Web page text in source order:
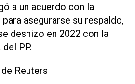
a un acuerdo con la
asegurarse su ​respaldo,
deshizo en 2022 con la
PP.
Reuters